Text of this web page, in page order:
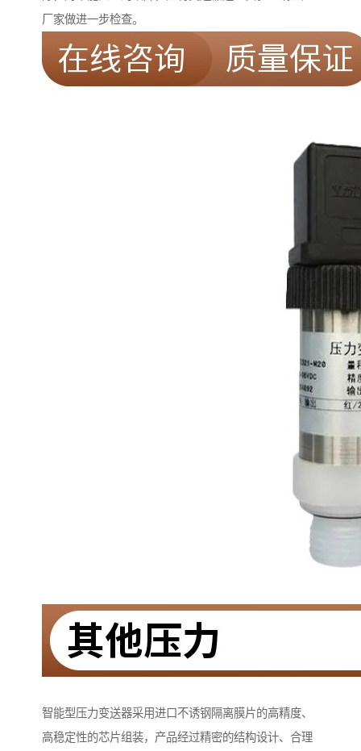
厂家做进一步检查。
智能型压力变送器采用进口不诱钢隔离膜片的高精度、
高稳定性的芯片组装，产品经过精密的结构设计、合理